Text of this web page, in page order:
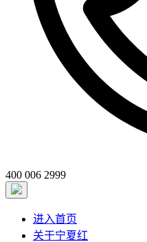
400 006 2999
进入首页
关于宁夏红